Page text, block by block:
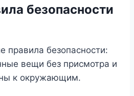
безопасности
правила безопасности:
вещи без присмотра и
к окружающим.